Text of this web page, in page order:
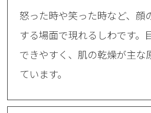
怒った時や笑った時など、顔
する場面で現れるしわです。
できやすく、肌の乾燥が主な
ています。